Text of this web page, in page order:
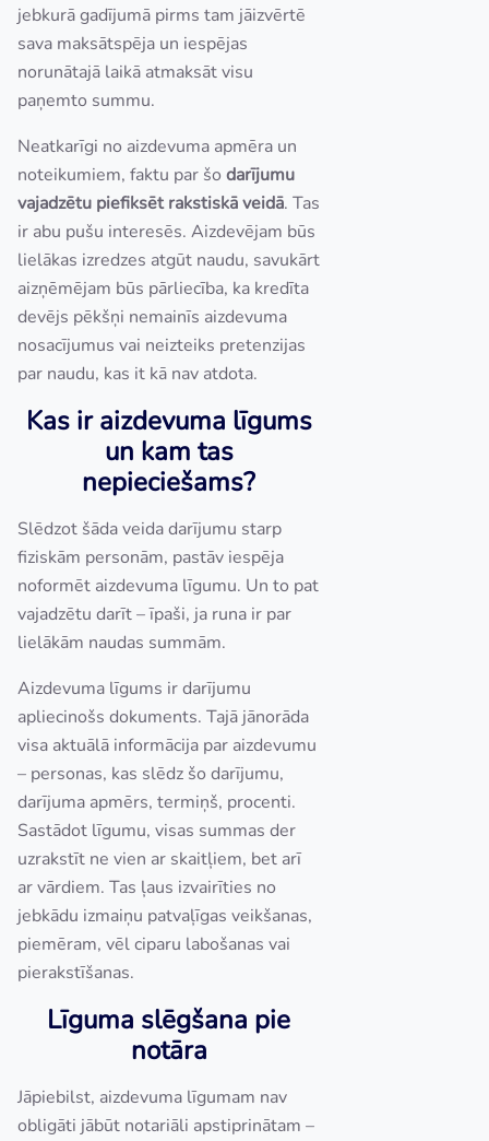
jebkurā gadījumā pirms tam jāizvērtē
sava maksātspēja un iespējas
norunātajā laikā atmaksāt visu
paņemto summu.
Neatkarīgi no aizdevuma apmēra un
noteikumiem, faktu par šo darījumu
vajadzētu piefiksēt rakstiskā veidā. Tas
ir abu pušu interesēs. Aizdevējam būs
lielākas izredzes atgūt naudu, savukārt
aizņēmējam būs pārliecība, ka kredīta
devējs pēkšņi nemainīs aizdevuma
nosacījumus vai neizteiks pretenzijas
par naudu, kas it kā nav atdota.
Kas ir aizdevuma līgums
un kam tas
nepieciešams?
Slēdzot šāda veida darījumu starp
fiziskām personām, pastāv iespēja
noformēt aizdevuma līgumu. Un to pat
vajadzētu darīt – īpaši, ja runa ir par
lielākām naudas summām.
Aizdevuma līgums ir darījumu
apliecinošs dokuments. Tajā jānorāda
visa aktuālā informācija par aizdevumu
– personas, kas slēdz šo darījumu,
darījuma apmērs, termiņš, procenti.
Sastādot līgumu, visas summas der
uzrakstīt ne vien ar skaitļiem, bet arī
ar vārdiem. Tas ļaus izvairīties no
jebkādu izmaiņu patvaļīgas veikšanas,
piemēram, vēl ciparu labošanas vai
pierakstīšanas.
Līguma slēgšana pie
notāra
Jāpiebilst, aizdevuma līgumam nav
obligāti jābūt notariāli apstiprinātam –